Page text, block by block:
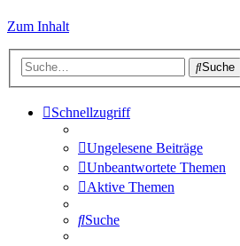
Zum Inhalt
Suche
Schnellzugriff
Ungelesene Beiträge
Unbeantwortete Themen
Aktive Themen
Suche